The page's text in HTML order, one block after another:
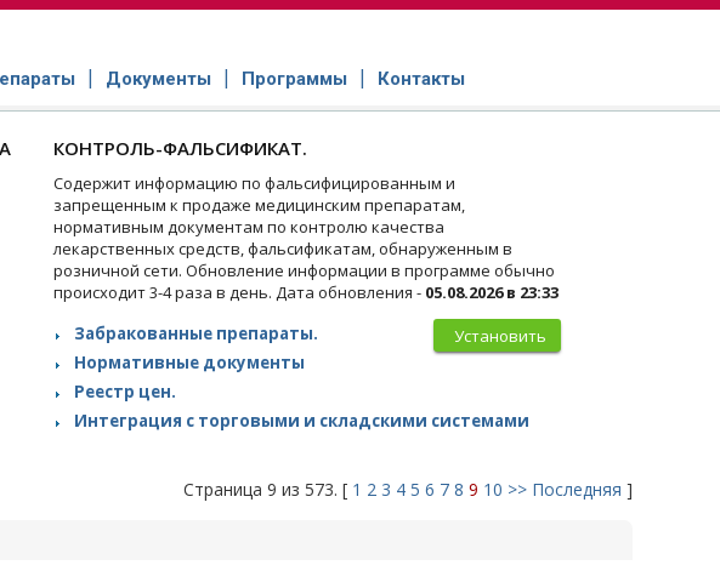
Документы Программы Контакты
КОНТРОЛЬ-ФАЛЬСИФИКАТ.
Содержит информацию по фальсифицированным и
запрещенным к продаже медицинским препаратам,
нормативным документам по контролю качества
лекарственных средств, фальсификатам, обнаруженным в
розничной сети. Обновление информации в программе обычно
происходит 3-4 раза в день. Дата обновления - 05.08.2026 в 23:33
Установить
Забракованные препараты.
Нормативные документы
Реестр цен.
Интеграция с торговыми и складскими системами
Страница 9 из 573. [ 1 2 3 4 5 6 7 8 9 10 >> Последняя ]